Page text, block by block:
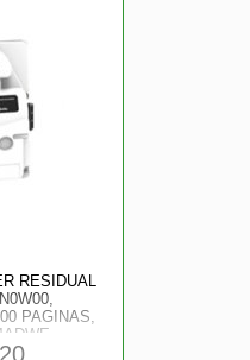
RESIDUAL
PAGINAS,